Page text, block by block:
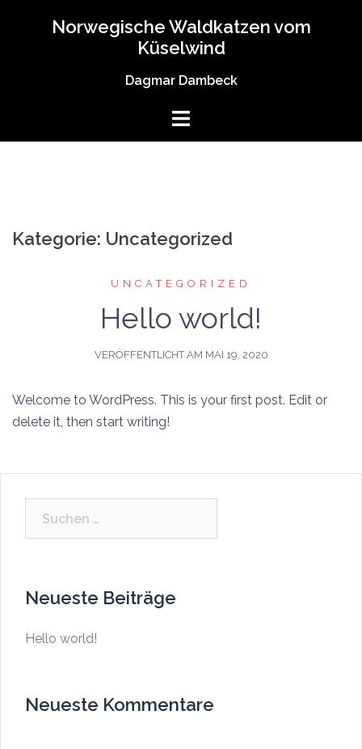
Norwegische Waldkatzen vom
Küselwind
Dagmar Dambeck
Kategorie: Uncategorized
UNCATEGORIZED
Hello world!
VERÖFFENTLICHT AM MAI 19, 2020
Welcome to WordPress. This is your first post. Edit or
delete it, then start writing!
Neueste Beiträge
Hello world!
Neueste Kommentare